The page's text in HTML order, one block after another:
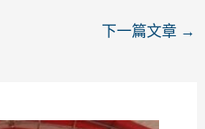
下一篇文章 →